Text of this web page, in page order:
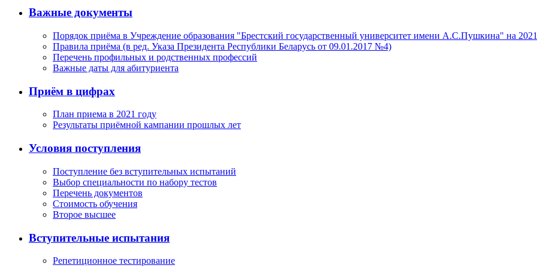
Важные документы
Порядок приёма в Учреждение образования "Брестский государственный университет имени А.С.Пушкина" на
Правила приёма (в ред. Указа Президента Республики Беларусь от 09.01.2017 №4)
Перечень профильных и родственных профессий
Важные даты для абитуриента
Приём в цифрах
План приема в 2021 году
Результаты приёмной кампании прошлых лет
Условия поступления
Поступление без вступительных испытаний
Выбор специальности по набору тестов
Перечень документов
Стоимость обучения
Второе высшее
Вступительные испытания
Репетиционное тестирование